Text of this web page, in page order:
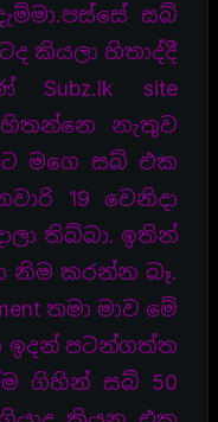
සබ්
කියලා හිතාද්දී
site
නැතුව
මගෙ සබ් එක
19 වෙනිදා
තිබ්බා. ඉතින්
නිම කරන්න බෑ.
තමා මාව මේ
ඉදන් පටන්ගත්ත
ගිහින් සබ් 50